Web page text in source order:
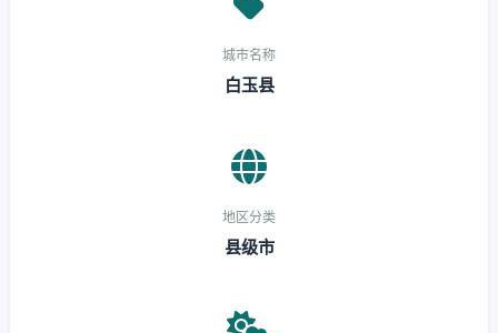
城市名称
白玉县
地区分类
县级市